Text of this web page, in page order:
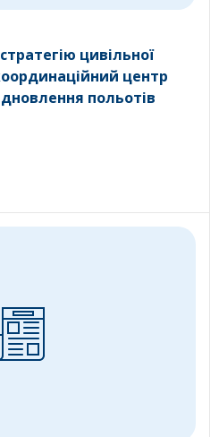
цивільної
центр
польотів